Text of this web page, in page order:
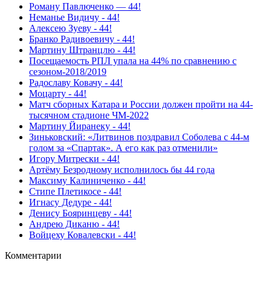
Роману Павлюченко — 44!
Неманье Видичу - 44!
Алексею Зуеву - 44!
Бранко Радивоевичу - 44!
Мартину Штранцлю - 44!
Посещаемость РПЛ упала на 44% по сравнению с
сезоном-2018/2019
Радославу Ковачу - 44!
Моцарту - 44!
Матч сборных Катара и России должен пройти на 44-
тысячном стадионе ЧМ-2022
Мартину Йиранеку - 44!
Зиньковский: «Литвинов поздравил Соболева с 44-м
голом за «Спартак». А его как раз отменили»
Игору Митрески - 44!
Артёму Безродному исполнилось бы 44 года
Максиму Калиниченко - 44!
Стипе Плетикосе - 44!
Игнасу Дедуре - 44!
Денису Бояринцеву - 44!
Андрею Диканю - 44!
Войцеху Ковалевски - 44!
Комментарии